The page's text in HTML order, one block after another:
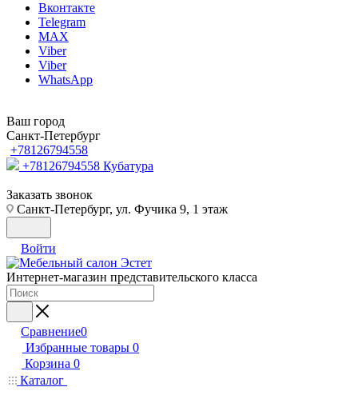
Вконтакте
Telegram
MAX
Viber
Viber
WhatsApp
Ваш город
Санкт-Петербург
+78126794558
+78126794558 Кубатура
Заказать звонок
Санкт-Петербург, ул. Фучика 9, 1 этаж
Войти
Интернет-магазин представительского класса
Сравнение0
Избранные товары 0
Корзина 0
Каталог